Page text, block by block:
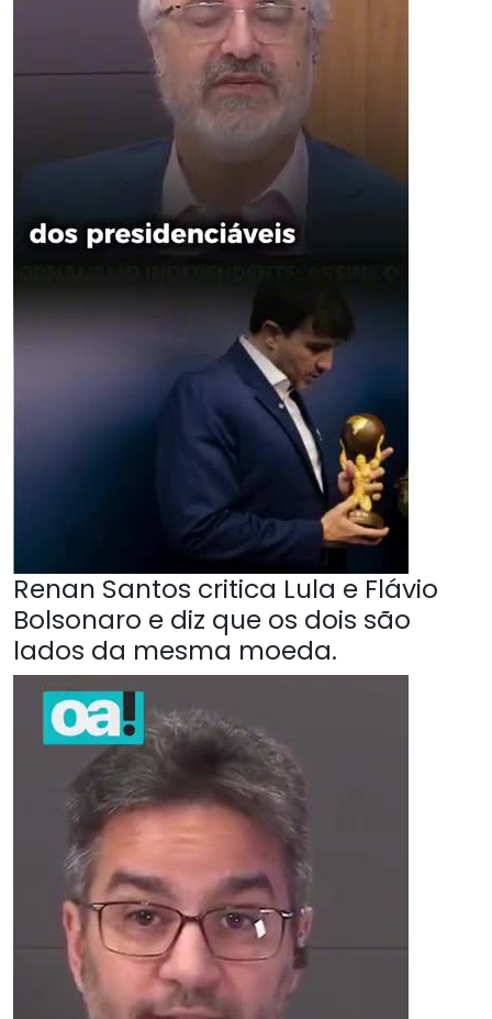
Renan Santos critica Lula e Flávio
Bolsonaro e diz que os dois são
lados da mesma moeda.